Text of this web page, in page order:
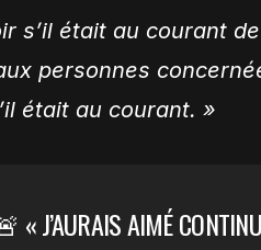
s’il était au courant
personnes
était au courant. »
« J’AURAIS AIMÉ